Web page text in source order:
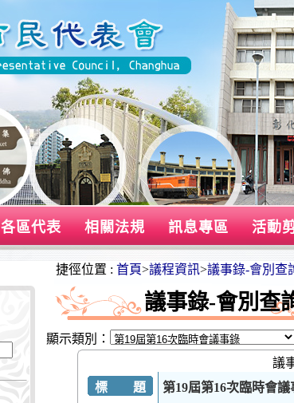
各區代表 相關法規 訊息專區 活動
捷徑位置 : 首頁>議程資訊>議事錄-會別查
議事錄-會別查
顯示類別：
議
標 題
第19屆第16次臨時會